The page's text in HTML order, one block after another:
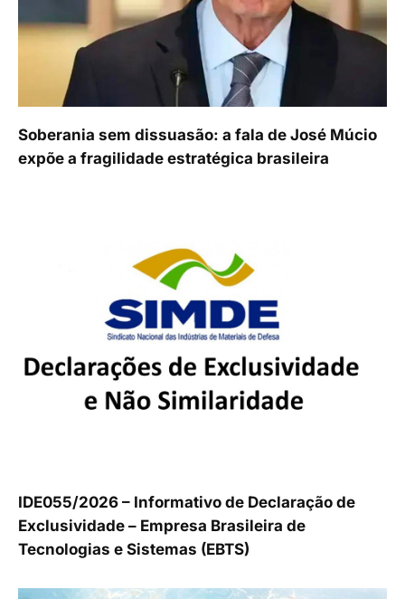
Soberania sem dissuasão: a fala de José Múcio
expõe a fragilidade estratégica brasileira
IDE055/2026 – Informativo de Declaração de
Exclusividade – Empresa Brasileira de
Tecnologias e Sistemas (EBTS)